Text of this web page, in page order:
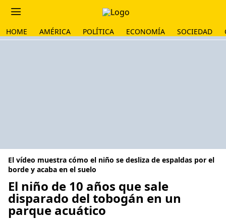
HOME AMÉRICA POLÍTICA ECONOMÍA SOCIEDAD
El vídeo muestra cómo el niño se desliza de espaldas por el
borde y acaba en el suelo
El niño de 10 años que sale
disparado del tobogán en un
parque acuático